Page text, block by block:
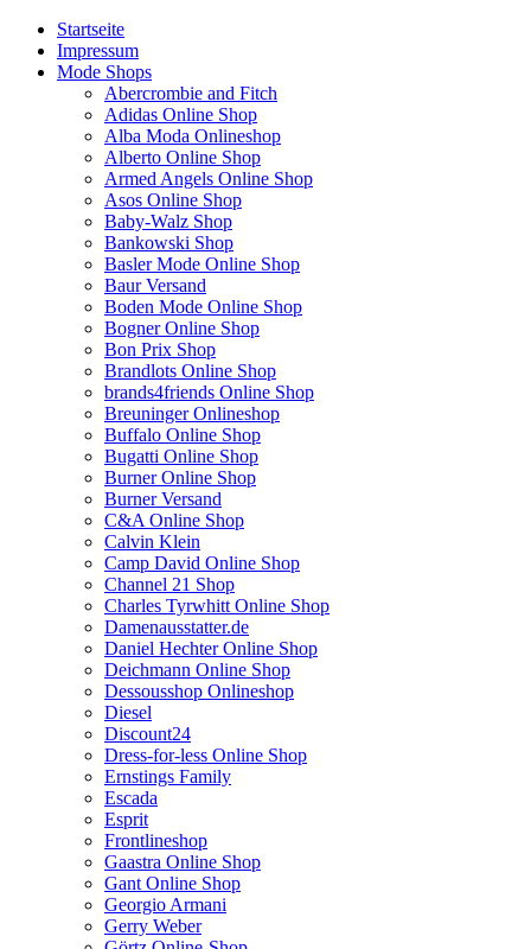
Startseite
Impressum
Mode Shops
Abercrombie and Fitch
Adidas Online Shop
Alba Moda Onlineshop
Alberto Online Shop
Armed Angels Online Shop
Asos Online Shop
Baby-Walz Shop
Bankowski Shop
Basler Mode Online Shop
Baur Versand
Boden Mode Online Shop
Bogner Online Shop
Bon Prix Shop
Brandlots Online Shop
brands4friends Online Shop
Breuninger Onlineshop
Buffalo Online Shop
Bugatti Online Shop
Burner Online Shop
Burner Versand
C&A Online Shop
Calvin Klein
Camp David Online Shop
Channel 21 Shop
Charles Tyrwhitt Online Shop
Damenausstatter.de
Daniel Hechter Online Shop
Deichmann Online Shop
Dessousshop Onlineshop
Diesel
Discount24
Dress-for-less Online Shop
Ernstings Family
Escada
Esprit
Frontlineshop
Gaastra Online Shop
Gant Online Shop
Georgio Armani
Gerry Weber